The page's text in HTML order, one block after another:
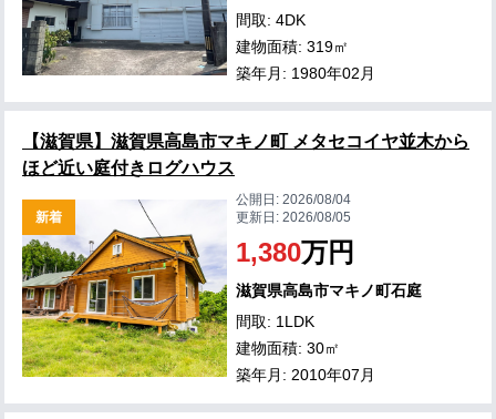
間取: 4DK
建物面積: 319㎡
築年月: 1980年02月
【滋賀県】滋賀県高島市マキノ町 メタセコイヤ並木から
ほど近い庭付きログハウス
新着
公開日:2026/08/04
更新日:2026/08/05
1,380万円
滋賀県高島市マキノ町石庭
間取: 1LDK
建物面積: 30㎡
築年月: 2010年07月